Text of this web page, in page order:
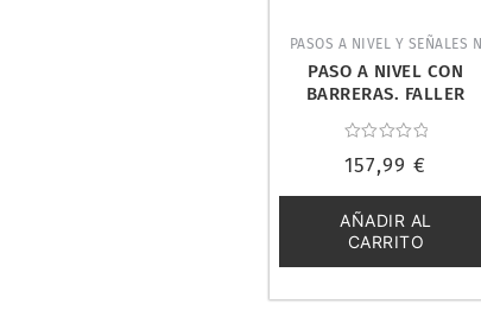
PASOS A NIVEL Y SEÑALES N
PASO A NIVEL CON
BARRERAS. FALLER
con
de
5
157,99€
AÑADIR AL
CARRITO